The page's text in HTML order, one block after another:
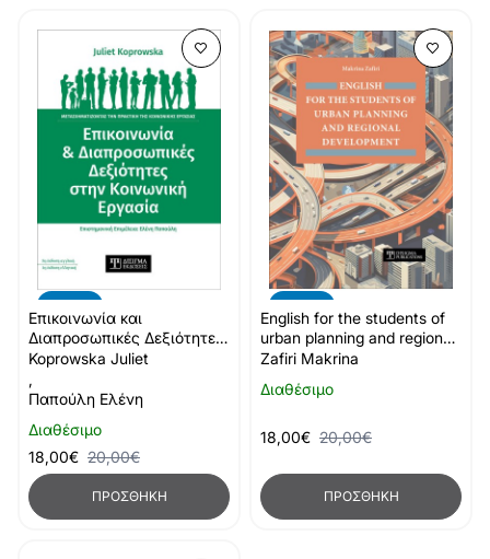
Διαθέσιμο
Επικοινωνία και
Διαπροσωπικές Δεξιότητες
στην Κοινωνική Εργασία
Koprowska Juliet
,
Παπούλη Ελένη
18,00€ 20,00€
ΠΡΟΣΘΉΚΗ
Διαθέσιμο
English for the students of
urban planning and regional
development
Zafiri Makrina
18,00€ 20,00€
ΠΡΟΣΘΉΚΗ